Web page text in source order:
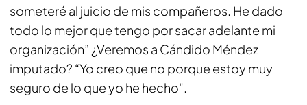
someteré al juicio de mis compañeros. He dado
todo lo mejor que tengo por sacar adelante mi
organización” ¿Veremos a Cándido Méndez
imputado? “Yo creo que no porque estoy muy
seguro de lo que yo he hecho".